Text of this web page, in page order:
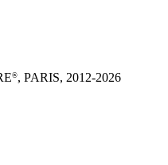
®, PARIS, 2012-2026